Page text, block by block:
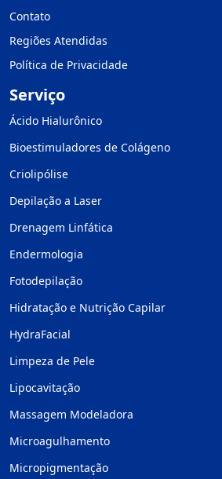
Contato
Regiões Atendidas
Política de Privacidade
Serviço
Ácido Hialurônico
Bioestimuladores de Colágeno
Criolipólise
Depilação a Laser
Drenagem Linfática
Endermologia
Fotodepilação
Hidratação e Nutrição Capilar
HydraFacial
Limpeza de Pele
Lipocavitação
Massagem Modeladora
Microagulhamento
Micropigmentação